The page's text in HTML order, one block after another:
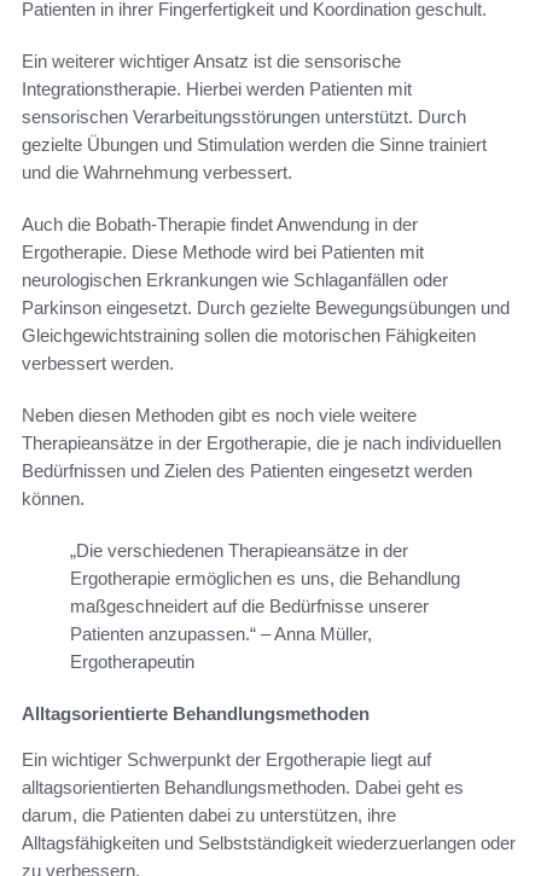
Patienten in ihrer Fingerfertigkeit und Koordination geschult.
Ein weiterer wichtiger Ansatz ist die sensorische
Integrationstherapie. Hierbei werden Patienten mit
sensorischen Verarbeitungsstörungen unterstützt. Durch
gezielte Übungen und Stimulation werden die Sinne trainiert
und die Wahrnehmung verbessert.
Auch die Bobath-Therapie findet Anwendung in der
Ergotherapie. Diese Methode wird bei Patienten mit
neurologischen Erkrankungen wie Schlaganfällen oder
Parkinson eingesetzt. Durch gezielte Bewegungsübungen und
Gleichgewichtstraining sollen die motorischen Fähigkeiten
verbessert werden.
Neben diesen Methoden gibt es noch viele weitere
Therapieansätze in der Ergotherapie, die je nach individuellen
Bedürfnissen und Zielen des Patienten eingesetzt werden
können.
„Die verschiedenen Therapieansätze in der
Ergotherapie ermöglichen es uns, die Behandlung
maßgeschneidert auf die Bedürfnisse unserer
Patienten anzupassen.“ – Anna Müller,
Ergotherapeutin
Alltagsorientierte Behandlungsmethoden
Ein wichtiger Schwerpunkt der Ergotherapie liegt auf
alltagsorientierten Behandlungsmethoden. Dabei geht es
darum, die Patienten dabei zu unterstützen, ihre
Alltagsfähigkeiten und Selbstständigkeit wiederzuerlangen oder
zu verbessern.